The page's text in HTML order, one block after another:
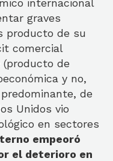
internacional
graves
producto de su
comercial
de
y no,
de
Unidos vio
en sectores
empeoró
el deterioro en